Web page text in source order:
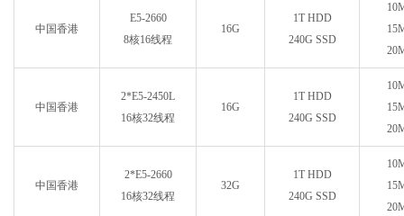
中国香港
E5-2660
8核16线程
16G
1T HDD
240G SSD
中国香港
2*E5-2450L
16核32线程
16G
1T HDD
240G SSD
中国香港
2*E5-2660
16核32线程
32G
1T HDD
240G SSD